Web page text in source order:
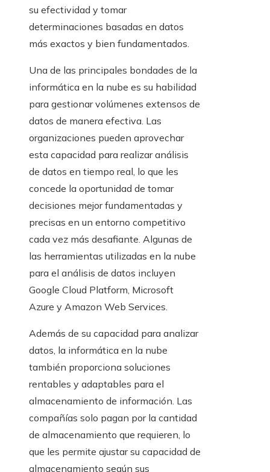
su efectividad y tomar
determinaciones basadas en datos
más exactos y bien fundamentados.
Una de las principales bondades de la
informática en la nube es su habilidad
para gestionar volúmenes extensos de
datos de manera efectiva. Las
organizaciones pueden aprovechar
esta capacidad para realizar análisis
de datos en tiempo real, lo que les
concede la oportunidad de tomar
decisiones mejor fundamentadas y
precisas en un entorno competitivo
cada vez más desafiante. Algunas de
las herramientas utilizadas en la nube
para el análisis de datos incluyen
Google Cloud Platform, Microsoft
Azure y Amazon Web Services.
Además de su capacidad para analizar
datos, la informática en la nube
también proporciona soluciones
rentables y adaptables para el
almacenamiento de información. Las
compañías solo pagan por la cantidad
de almacenamiento que requieren, lo
que les permite ajustar su capacidad de
almacenamiento según sus